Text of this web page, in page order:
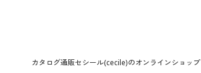
カタログ通販セシール(cecile)のオンラインショップ